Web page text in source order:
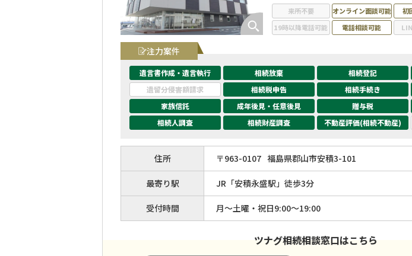
来所不要 オンライン面談可能 初
19時以降電話可能
電話相談可能
注力案件
遺言書作成・遺言執行 相続放棄 相続登記
遺留分侵害額請求
相続税申告 相続手続き
家族信託
成年後見・任意後見 贈与税
相続人調査
相続財産調査 不動産評価(相続不動産)
住所 〒963-0107 福島県郡山市安積3-101
最寄り駅 JR「安積永盛駅」徒歩3分
受付時間 月～土曜・祝日9:00〜19:00
ツナグ相続相談窓口はこちら